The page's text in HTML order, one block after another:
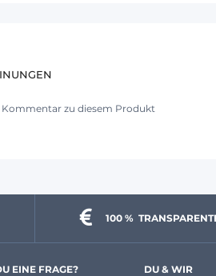
Kommentar zu diesem Produkt
100 %
EINE FRAGE? DU & WIR